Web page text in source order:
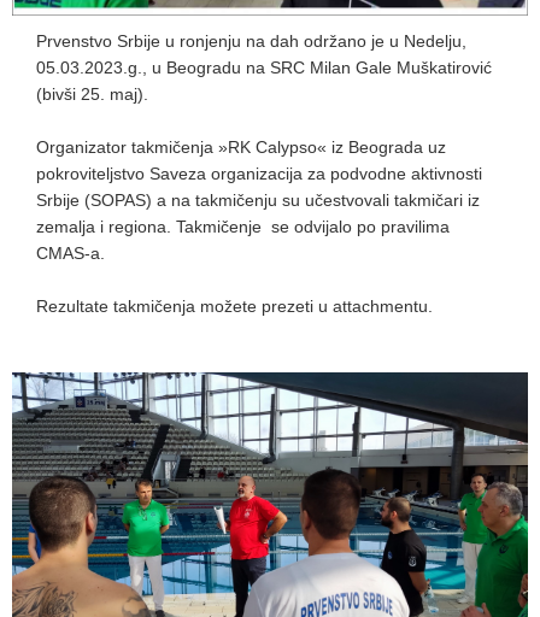
Prvenstvo Srbije u ronjenju na dah održano je u Nedelju,
05.03.2023.g., u Beogradu na SRC Milan Gale Muškatirović
(bivši 25. maj).
Organizator takmičenja »RK Calypso« iz Beograda uz
pokroviteljstvo Saveza organizacija za podvodne aktivnosti
Srbije (SOPAS) a na takmičenju su učestvovali takmičari iz
zemalja i regiona. Takmičenje se odvijalo po pravilima
CMAS-a.
Rezultate takmičenja možete prezeti u attachmentu.